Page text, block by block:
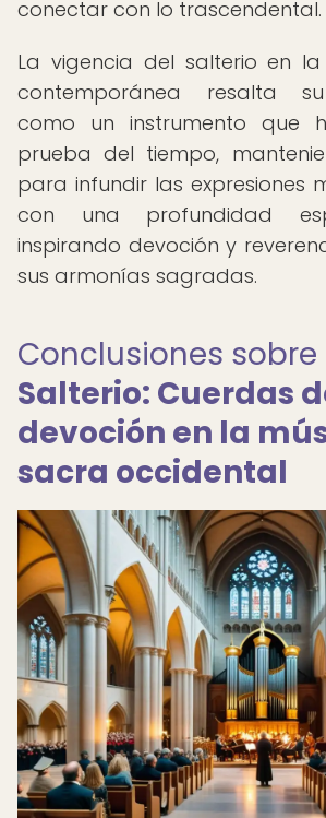
conectar con lo trascendental.
La vigencia del salterio en
contemporánea resalta
como un instrumento que
prueba del tiempo,
para infundir las expresiones
con una profundidad
inspirando devoción y
sus armonías sagradas.
Conclusiones sobre
Salterio: Cuerdas
devoción en la
sacra occidental